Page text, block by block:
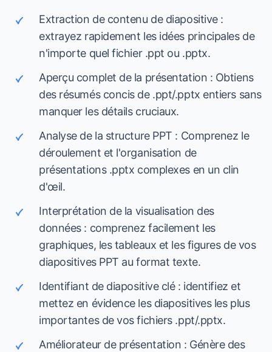
Extraction de contenu de diapositive :
extrayez rapidement les idées principales de
n'importe quel fichier .ppt ou .pptx.
Aperçu complet de la présentation : Obtiens
des résumés concis de .ppt/.pptx entiers sans
manquer les détails cruciaux.
Analyse de la structure PPT : Comprenez le
déroulement et l'organisation de
présentations .pptx complexes en un clin
d'œil.
Interprétation de la visualisation des
données : comprenez facilement les
graphiques, les tableaux et les figures de vos
diapositives PPT au format texte.
Identifiant de diapositive clé : identifiez et
mettez en évidence les diapositives les plus
importantes de vos fichiers .ppt/.pptx.
Améliorateur de présentation : Génère des